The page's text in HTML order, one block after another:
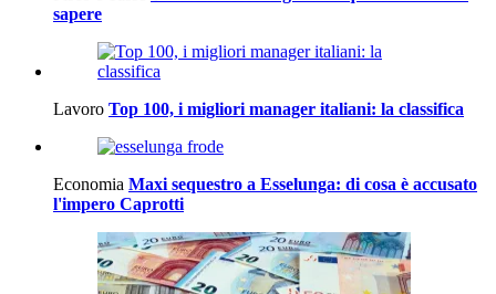
sapere
Lavoro Top 100, i migliori manager italiani: la classifica
Economia Maxi sequestro a Esselunga: di cosa è accusato
l'impero Caprotti